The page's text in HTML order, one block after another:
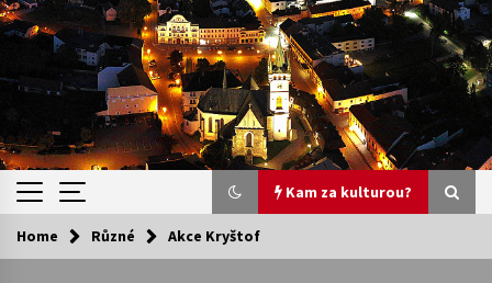
Kam za kulturou?
Kam za kulturou?
Home Různé Akce Kryštof